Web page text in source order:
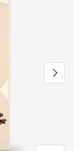
Volgende